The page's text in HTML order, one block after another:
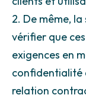
2. De même,
vérifier que
exigences en
confidentialité
relation